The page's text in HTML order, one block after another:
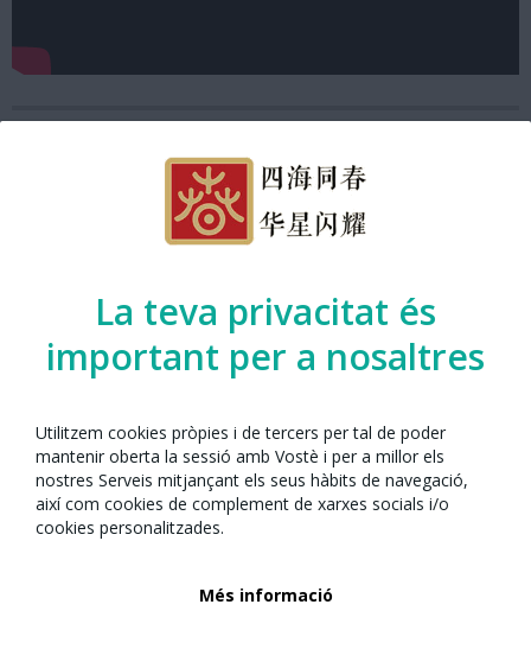
La teva privacitat és
important per a nosaltres
Utilitzem cookies pròpies i de tercers per tal de poder
mantenir oberta la sessió amb Vostè i per a millor els
nostres Serveis mitjançant els seus hàbits de navegació,
així com cookies de complement de xarxes socials i/o
cookies personalitzades.
Més informació
Any Nou Xinès amb Barcelona 2021